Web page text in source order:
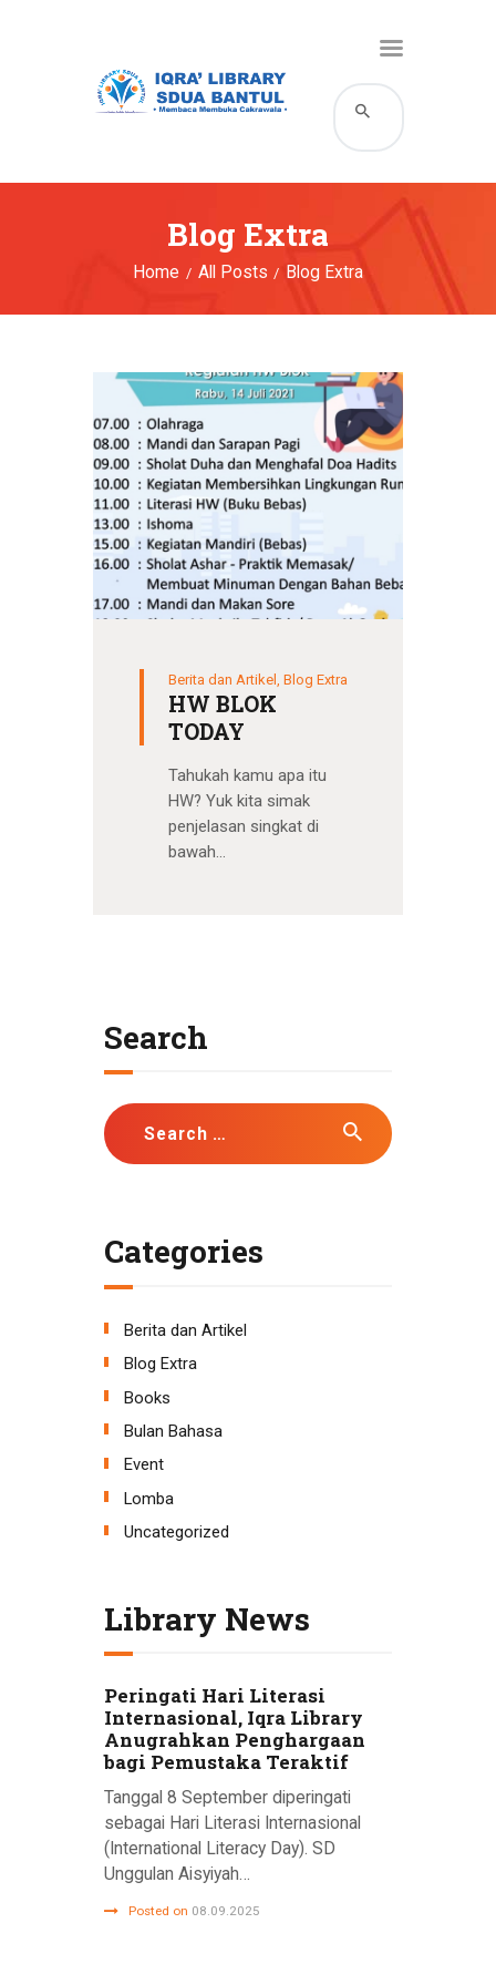
Blog Extra
Home All Posts Blog Extra
KATALOG
PROFIL
LAYANAN
HUBUNGI KAMI
Berita dan Artikel ,Blog Extra
HW BLOK
TODAY
Tahukah kamu apa itu
HW? Yuk kita simak
penjelasan singkat di
bawah…
Search
Search
for:
Categories
Berita dan Artikel
Blog Extra
Books
Bulan Bahasa
Event
Lomba
Uncategorized
Library News
Peringati Hari Literasi
Internasional, Iqra Library
Anugrahkan Penghargaan
bagi Pemustaka Teraktif
Tanggal 8 September diperingati
sebagai Hari Literasi Internasional
(International Literacy Day). SD
Unggulan Aisyiyah…
Posted on 08.09.2025